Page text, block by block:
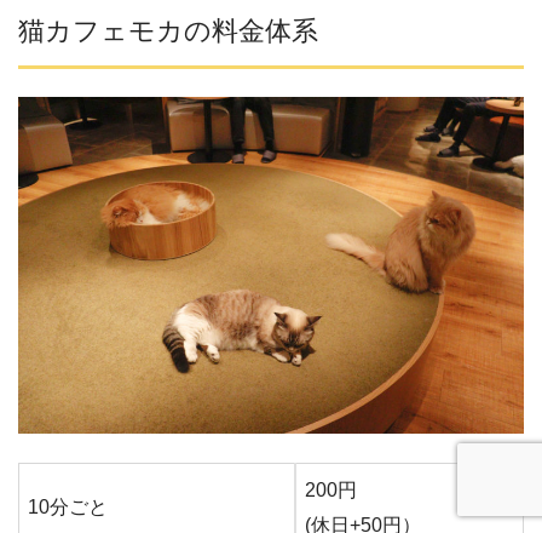
猫カフェモカの料金体系
10分ごと
200円
(休日+50円）